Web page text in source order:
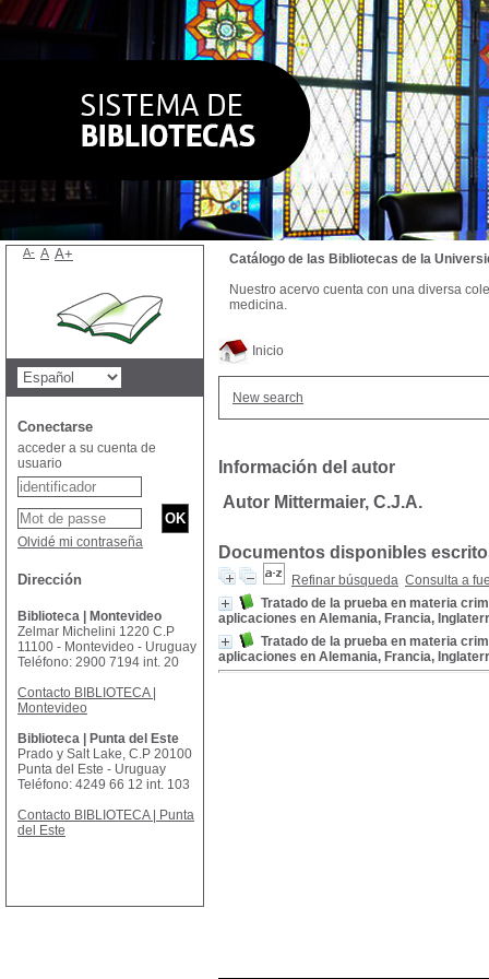
Inicio
New search
Información del autor
Autor Mittermaier, C.J.A.
Documentos disponibles
Refinar búsqueda Consulta a
Tratado de la prueba en materia
aplicaciones en Alemania, Francia,
Tratado de la prueba en materia
aplicaciones en Alemania, Francia,
Catálogo de las Bibliotecas de la
Nuestro acervo cuenta con una diversa
medicina.
A- A A+
Conectarse
acceder a su cuenta de
usuario
Olvidé mi contraseña
Dirección
Biblioteca | Montevideo
Zelmar Michelini 1220 C.P
11100 - Montevideo - Uruguay
Teléfono: 2900 7194 int. 20
Contacto BIBLIOTECA |
Montevideo
Biblioteca | Punta del Este
Prado y Salt Lake, C.P 20100
Punta del Este - Uruguay
Teléfono: 4249 66 12 int. 103
Contacto BIBLIOTECA | Punta
del Este